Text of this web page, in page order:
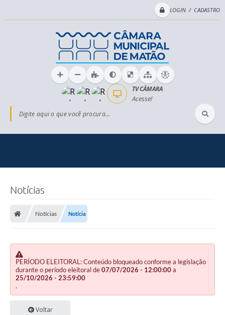
LOGIN / CADASTRO
Digite aqui o que você procura...
TV CÂMARA
Acesse!
Notícias
Notícias Notícia
PERÍODO ELEITORAL: Conteúdo bloqueado conforme a legislação
durante o período eleitoral de07/07/2026 - 12:00:00a
25/10/2026 - 23:59:00
.
Voltar